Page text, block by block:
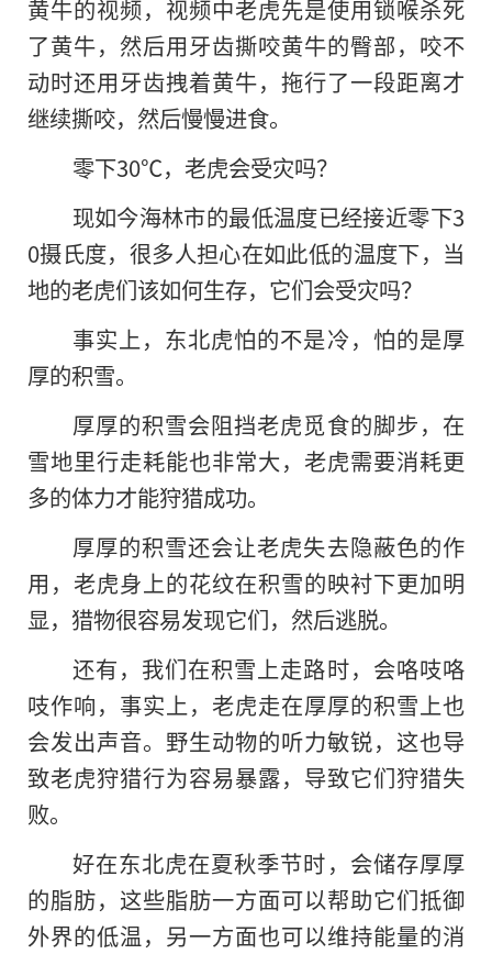
黄牛的视频，视频中老虎先是使用锁喉杀死
了黄牛，然后用牙齿撕咬黄牛的臀部，咬不
动时还用牙齿拽着黄牛，拖行了一段距离才
继续撕咬，然后慢慢进食。
零下30℃，老虎会受灾吗？
现如今海林市的最低温度已经接近零下3
0摄氏度，很多人担心在如此低的温度下，当
地的老虎们该如何生存，它们会受灾吗？
事实上，东北虎怕的不是冷，怕的是厚
厚的积雪。
厚厚的积雪会阻挡老虎觅食的脚步，在
雪地里行走耗能也非常大，老虎需要消耗更
多的体力才能狩猎成功。
厚厚的积雪还会让老虎失去隐蔽色的作
用，老虎身上的花纹在积雪的映衬下更加明
显，猎物很容易发现它们，然后逃脱。
还有，我们在积雪上走路时，会咯吱咯
吱作响，事实上，老虎走在厚厚的积雪上也
会发出声音。野生动物的听力敏锐，这也导
致老虎狩猎行为容易暴露，导致它们狩猎失
败。
好在东北虎在夏秋季节时，会储存厚厚
的脂肪，这些脂肪一方面可以帮助它们抵御
外界的低温，另一方面也可以维持能量的消